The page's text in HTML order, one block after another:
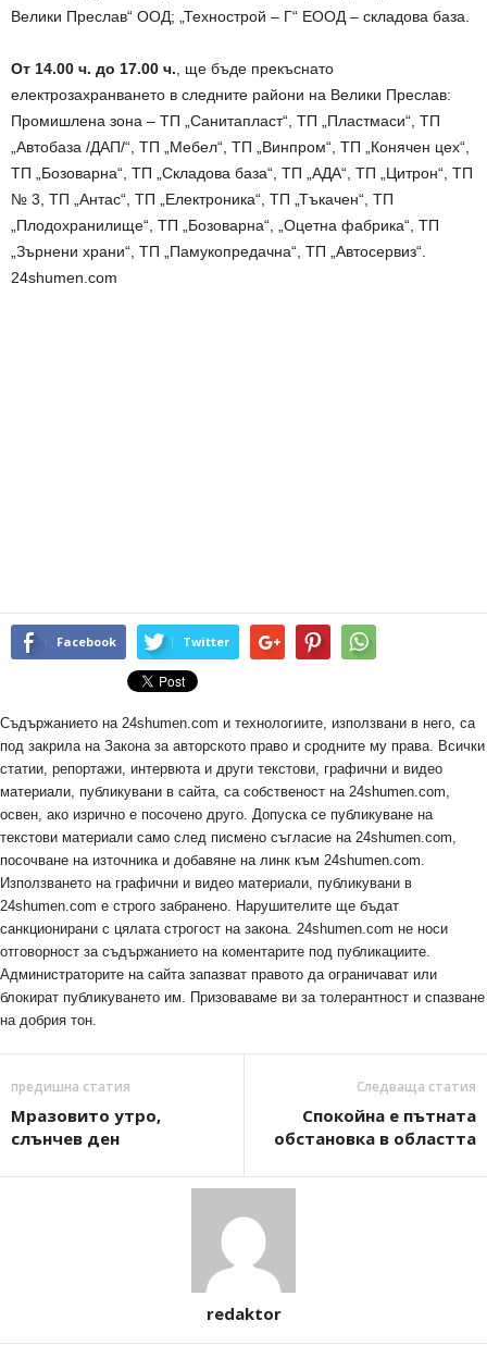
Велики Преслав“ ООД; „Технострой – Г“ ЕООД – складова база.
От 14.00 ч. до 17.00 ч. , ще бъде прекъснато
електрозахранването в следните райони на Велики Преслав:
Промишлена зона – ТП „Санитапласт“, ТП „Пластмаси“, ТП
„Автобаза /ДАП/“, ТП „Мебел“, ТП „Винпром“, ТП „Конячен цех“,
ТП „Бозоварна“, ТП „Складова база“, ТП „АДА“, ТП „Цитрон“, ТП
№ 3, ТП „Антас“, ТП „Електроника“, ТП „Тъкачен“, ТП
„Плодохранилище“, ТП „Бозоварна“, „Оцетна фабрика“, ТП
„Зърнени храни“, ТП „Памукопредачна“, ТП „Автосервиз“.
24shumen.com
Facebook Twitter
Съдържанието на 24shumen.com и технологиите, използвани в него, са
под закрила на Закона за авторското право и сродните му права. Всички
статии, репортажи, интервюта и други текстови, графични и видео
материали, публикувани в сайта, са собственост на 24shumen.com,
освен, ако изрично е посочено друго. Допуска се публикуване на
текстови материали само след писмено съгласие на 24shumen.com,
посочване на източника и добавяне на линк към 24shumen.com.
Използването на графични и видео материали, публикувани в
24shumen.com е строго забранено. Нарушителите ще бъдат
санкционирани с цялата строгост на закона. 24shumen.com не носи
отговорност за съдържанието на коментарите под публикациите.
Администраторите на сайта запазват правото да ограничават или
блокират публикуването им. Призоваваме ви за толерантност и спазване
на добрия тон.
предишна статия
Мразовито утро,
слънчев ден
Следваща статия
Спокойна е пътната
обстановка в областта
redaktor